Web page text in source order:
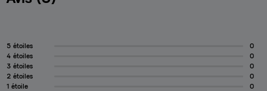
5 étoiles
0
4 étoiles
0
3 étoiles
0
2 étoiles
0
1 étoile
0